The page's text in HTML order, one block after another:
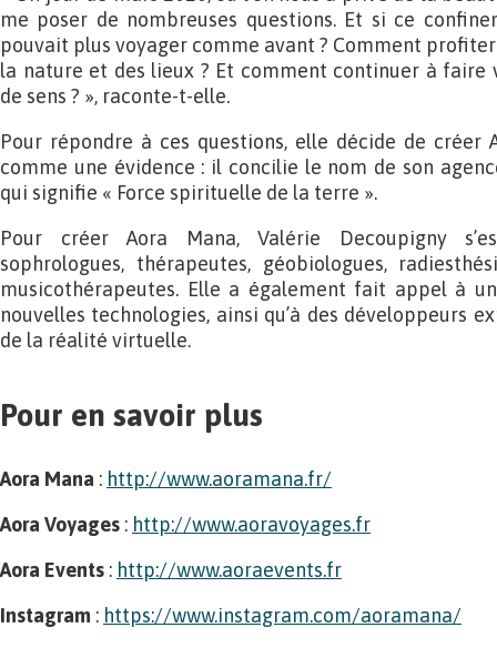
me poser de nombreuses questions. Et si ce
pouvait plus voyager comme avant ? Comment
la nature et des lieux ? Et comment continuer à faire
de sens ? », raconte-t-elle.
Pour répondre à ces questions, elle décide de créer
comme une évidence : il concilie le nom de son
qui signifie « Force spirituelle de la terre ».
Pour créer Aora Mana, Valérie Decoupigny
sophrologues, thérapeutes, géobiologues,
musicothérapeutes. Elle a également fait appel à
nouvelles technologies, ainsi qu’à des développeurs
de la réalité virtuelle.
Pour en savoir plus
Aora Mana : http://www.aoramana.fr/
Aora Voyages : http://www.aoravoyages.fr
Aora Events : http://www.aoraevents.fr
Instagram : https://www.instagram.com/aoramana/